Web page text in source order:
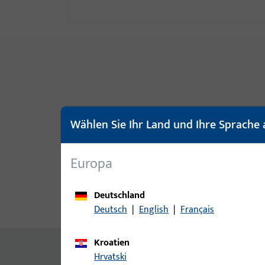
Produktbeschreibung
Inhalt
Wählen Sie Ihr Land und Ihre Sprache
Europa
Deutschland
Deutsch | English | Français
Kroatien
Hrvatski